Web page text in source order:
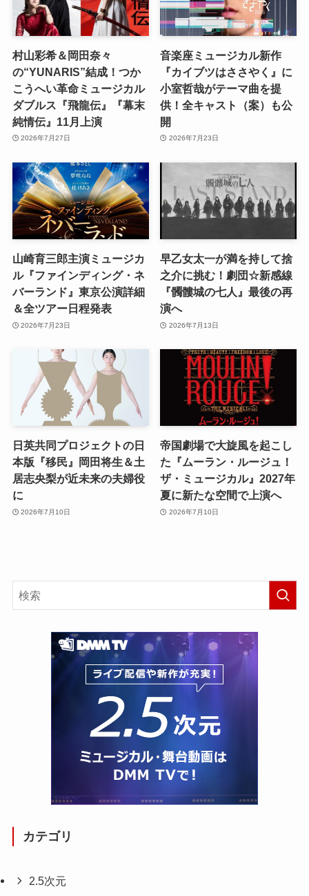
村山彩希＆岡田奈々
の“YUNARIS”結成！つか
こうへい革命ミュージカル
ダブルス『飛龍伝』『幕末
純情伝』11月上演
2026年7月27日
音楽座ミュージカル新作
『カイブツはささやく』に
小室哲哉がテーマ曲を提
供！全キャスト（案）も公
開
2026年7月23日
山崎育三郎主演ミュージカ
ル『ファインディング・ネ
バーランド』東京公演詳細
＆全ツアー日程発表
2026年7月23日
早乙女太一が満を持して捨
之介に挑む！劇団☆新感線
『髑髏城の七人』最後の再
演へ
2026年7月13日
日英共同プロジェクトの日
本版『移民』岡田将生＆土
居志央梨が近未来の夫婦役
に
2026年7月10日
帝国劇場で大旋風を起こし
た『ムーラン・ルージュ！
ザ・ミュージカル』2027年
夏に新たな空間で上演へ
2026年7月10日
カテゴリ
2.5次元